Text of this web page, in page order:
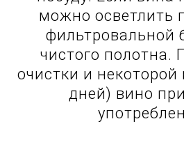
можно осветлить
фильтровальной
чистого полотна.
очистки и
дней) вино